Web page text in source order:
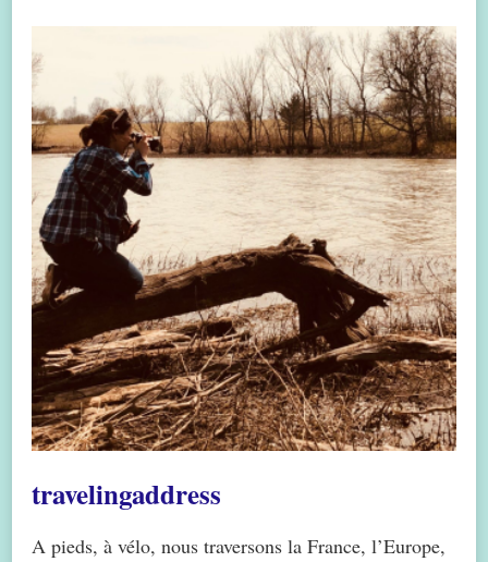
travelingaddress
A pieds, à vélo, nous traversons la France, l’Europe,